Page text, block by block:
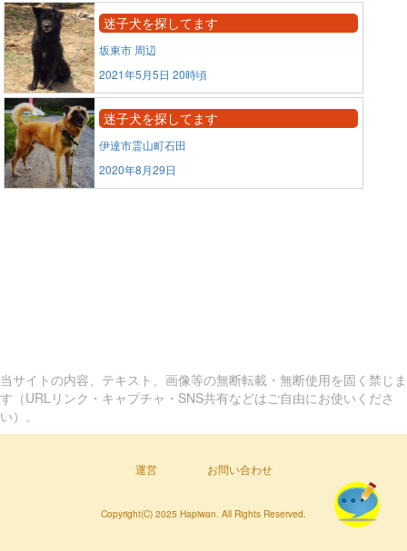
迷子犬を探してます
坂東市 周辺
2021年5月5日 20時頃
迷子犬を探してます
伊達市霊山町石田
2020年8月29日
当サイトの内容、テキスト、画像等の無断転載・無断使用を固く禁じま
す（URLリンク・キャプチャ・SNS共有などはご自由にお使いくださ
い）。
運営 お問い合わせ
Copyright(C) 2025 Hapiwan. All Rights Reserved.